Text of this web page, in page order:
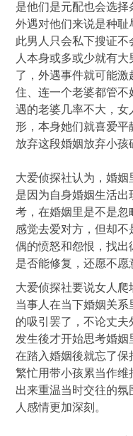
是他们是元配也会选
外遇对他们来说是种耻
此男人只会私下搜证
人本身或多或少就有
了，外遇事件就可能
住、连一个老婆都管
遇的老婆几率不大，
形，本身她们就喜爱平
放弃这段婚姻放弃小孩
大爱侦探社认为，婚
是因为自身婚姻生活
考，在婚姻里是不是
感觉去爱对方，但却
偶的愤怒和怨恨，找
是否能修复，还愿不愿
大爱侦探社要说女人爬
当事人在当下婚姻关
的吸引罢了，不论丈
发生後才开始思考婚
在踏入婚姻後就忘了
繁忙用带小孩累当作维
出来重温当时交往的
人感情更加深刻。